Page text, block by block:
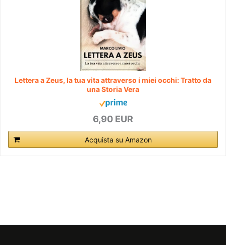
Lettera a Zeus, la tua vita attraverso i miei occhi: Tratto da
una Storia Vera
6,90 EUR
Acquista su Amazon